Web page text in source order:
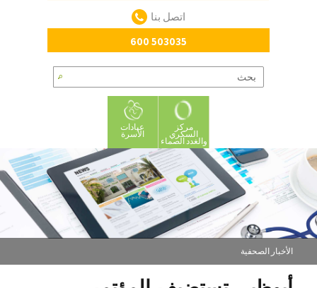
اتصل بنا
600 503035
مركز
السكري
والغدد الصماء
عيادات
الأسرة
الأخبار الصحفية